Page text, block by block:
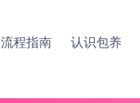
流程指南 认识包养